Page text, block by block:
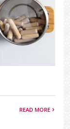
READ MORE